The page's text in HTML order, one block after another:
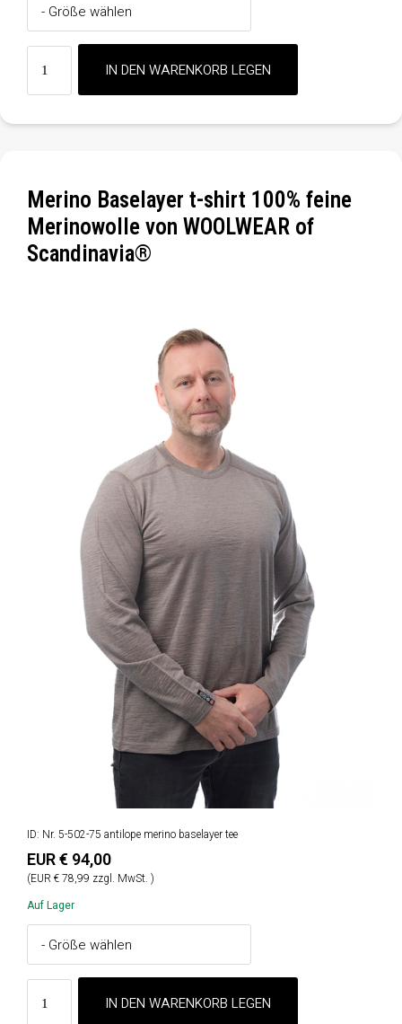
Merino Baselayer t-shirt 100% feine
Merinowolle von WOOLWEAR of
Scandinavia®
ID: Nr. 5-502-75 antilope merino baselayer tee
EUR € 94,00
(EUR € 78,99 zzgl. MwSt. )
Auf Lager